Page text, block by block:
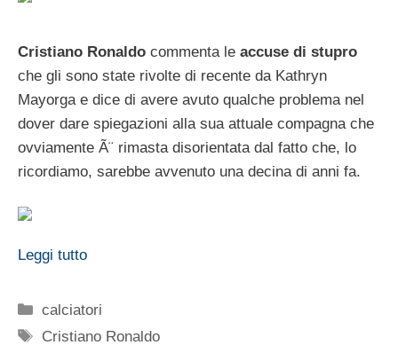
Cristiano Ronaldo commenta le accuse di stupro
che gli sono state rivolte di recente da Kathryn
Mayorga e dice di avere avuto qualche problema nel
dover dare spiegazioni alla sua attuale compagna che
ovviamente Ã¨ rimasta disorientata dal fatto che, lo
ricordiamo, sarebbe avvenuto una decina di anni fa.
Leggi tutto
Categorie
calciatori
Tag
Cristiano Ronaldo